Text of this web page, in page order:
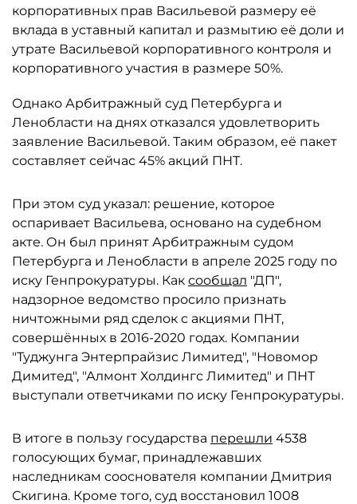
корпоративных прав Васильевой размеру её
вклада в уставный капитал и размытию её доли и
утрате Васильевой корпоративного контроля и
корпоративного участия в размере 50%.
Однако Арбитражный суд Петербурга и
Ленобласти на днях отказался удовлетворить
заявление Васильевой. Таким образом, её пакет
составляет сейчас 45% акций ПНТ.
При этом суд указал: решение, которое
оспаривает Васильева, основано на судебном
акте. Он был принят Арбитражным судом
Петербурга и Ленобласти в апреле 2025 году по
иску Генпрокуратуры. Как сообщал "ДП",
надзорное ведомство просило признать
ничтожными ряд сделок с акциями ПНТ,
совершённых в 2016-2020 годах. Компании
"Туджунга Энтерпрайзис Лимитед", "Новомор
Димитед", "Алмонт Холдингс Лимитед" и ПНТ
выступали ответчиками по иску Генпрокуратуры.
В итоге в пользу государства перешли 4538
голосующих бумаг, принадлежавших
наследникам сооснователя компании Дмитрия
Скигина. Кроме того, суд восстановил 1008